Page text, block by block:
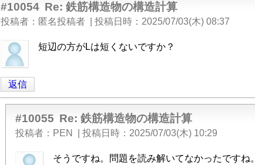
#10054 Re: 鉄筋構造物の構造計算
投稿者 匿名投稿者 投稿日時 2025/07/03(木) 08:37
匿
名
投
稿
者
Re:
短辺の方がLは短くないですか？
返信
#10055 Re: 鉄筋構造物の構造計算
投稿者 PEN 投稿日時 2025/07/03(木) 10:29
匿
そうですね。問題を読み解いてなかったですね。